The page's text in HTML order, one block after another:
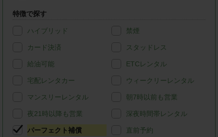
特徴で探す
ハイブリッド 禁煙
カード決済 スタッドレス
給油可能 ETCレンタル
宅配レンタカー ウィークリーレンタル
マンスリーレンタル 朝7時以前も営業
夜21時以降も営業 深夜時間帯レンタル
パーフェクト補償 直前予約